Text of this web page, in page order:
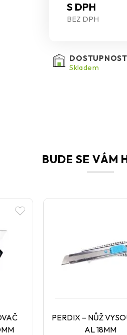
S DPH
BEZ DPH
DOSTUPNOST
Skladem
BUDE SE VÁM
PERDIX – NŮŽ
AL 18MM